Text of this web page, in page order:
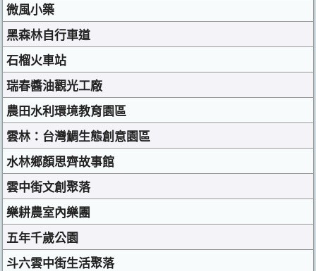
微風小築
黑森林自行車道
石榴火車站
瑞春醬油觀光工廠
農田水利環境教育園區
雲林：台灣鯛生態創意園區
水林鄉顏思齊故事館
雲中街文創聚落
樂耕農室內樂團
五年千歲公園
斗六雲中街生活聚落